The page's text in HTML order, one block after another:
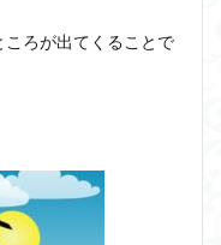
ろが出てくることで